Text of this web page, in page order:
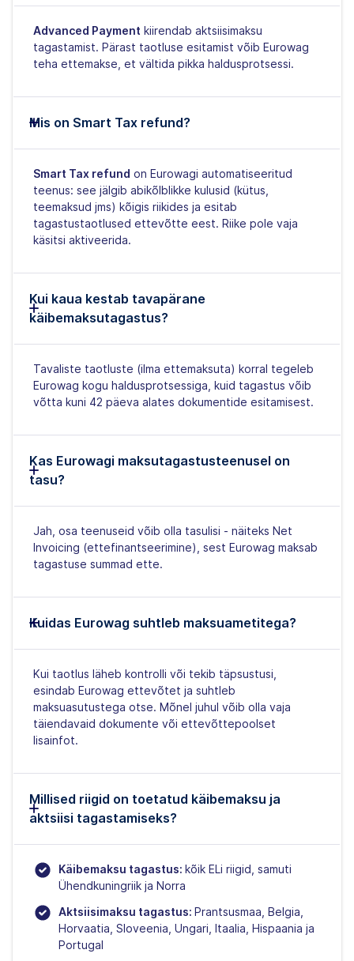
Advanced Payment kiirendab aktsiisimaksu
tagastamist. Pärast taotluse esitamist võib Eurowag
teha ettemakse, et vältida pikka haldusprotsessi.
Mis on Smart Tax refund?
Smart Tax refund on Eurowagi automatiseeritud
teenus: see jälgib abikõlblikke kulusid (kütus,
teemaksud jms) kõigis riikides ja esitab
tagastustaotlused ettevõtte eest. Riike pole vaja
käsitsi aktiveerida.
Kui kaua kestab tavapärane
käibemaksutagastus?
Tavaliste taotluste (ilma ettemaksuta) korral tegeleb
Eurowag kogu haldusprotsessiga, kuid tagastus võib
võtta kuni 42 päeva alates dokumentide esitamisest.
Kas Eurowagi maksutagastusteenusel on
tasu?
Jah, osa teenuseid võib olla tasulisi - näiteks Net
Invoicing (ettefinantseerimine), sest Eurowag maksab
tagastuse summad ette.
Kuidas Eurowag suhtleb maksuametitega?
Kui taotlus läheb kontrolli või tekib täpsustusi,
esindab Eurowag ettevõtet ja suhtleb
maksuasutustega otse. Mõnel juhul võib olla vaja
täiendavaid dokumente või ettevõttepoolset
lisainfot.
Millised riigid on toetatud käibemaksu ja
aktsiisi tagastamiseks?
Käibemaksu tagastus: kõik ELi riigid, samuti
Ühendkuningriik ja Norra
Aktsiisimaksu tagastus: Prantsusmaa, Belgia,
Horvaatia, Sloveenia, Ungari, Itaalia, Hispaania ja
Portugal